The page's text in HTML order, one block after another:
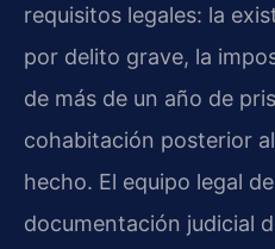
requisitos legales: la
por delito grave, la
de más de un año de
cohabitación posterior
hecho. El equipo legal
documentación judicial